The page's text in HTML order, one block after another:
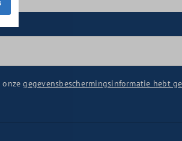
onzegegevensbeschermingsinformatie hebt